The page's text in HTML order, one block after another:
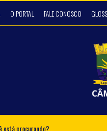
O PORTAL FALE CONOSCO